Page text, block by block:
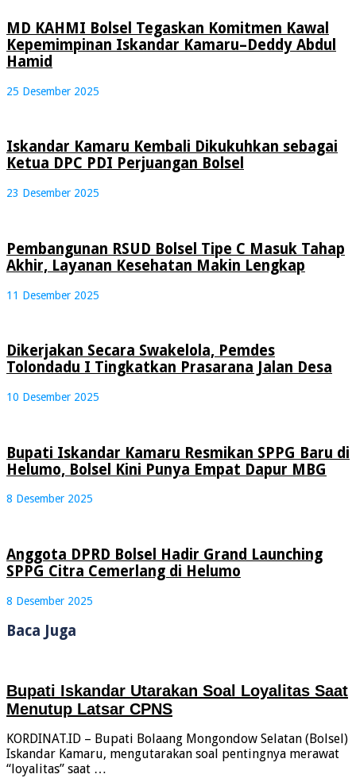
MD KAHMI Bolsel Tegaskan Komitmen Kawal
Kepemimpinan Iskandar Kamaru–Deddy Abdul
Hamid
25 Desember 2025
Iskandar Kamaru Kembali Dikukuhkan sebagai
Ketua DPC PDI Perjuangan Bolsel
23 Desember 2025
Pembangunan RSUD Bolsel Tipe C Masuk Tahap
Akhir, Layanan Kesehatan Makin Lengkap
11 Desember 2025
Dikerjakan Secara Swakelola, Pemdes
Tolondadu I Tingkatkan Prasarana Jalan Desa
10 Desember 2025
Bupati Iskandar Kamaru Resmikan SPPG Baru di
Helumo, Bolsel Kini Punya Empat Dapur MBG
8 Desember 2025
Anggota DPRD Bolsel Hadir Grand Launching
SPPG Citra Cemerlang di Helumo
8 Desember 2025
Baca Juga
Bupati Iskandar Utarakan Soal Loyalitas Saat
Menutup Latsar CPNS
KORDINAT.ID – Bupati Bolaang Mongondow Selatan (Bolsel)
Iskandar Kamaru, mengutarakan soal pentingnya merawat
“loyalitas” saat …